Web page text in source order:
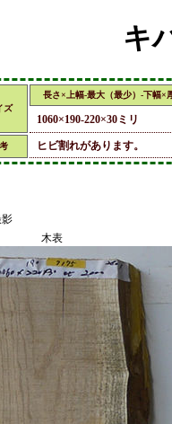
キ
ズ
長さ×上幅-最大（最少）-下幅×
1060×190-220×30ミリ
ヒビ割れがあります。
木表